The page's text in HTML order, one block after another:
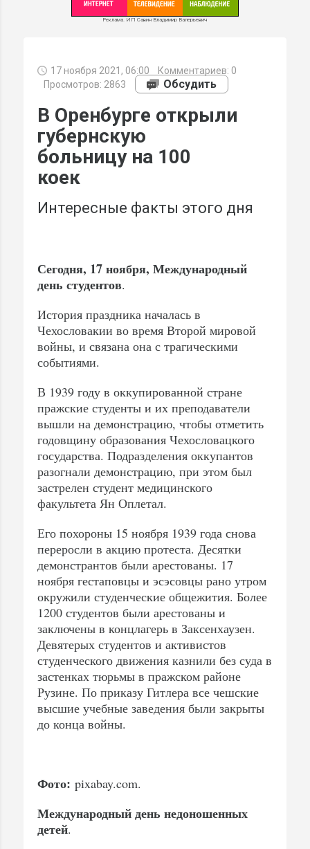
Реклама. ИП Савин Владимир Валерьевич
17 ноября 2021, 06:00 Комментариев: 0
Просмотров: 2863
Обсудить
В Оренбурге открыли
губернскую
больницу на 100
коек
Интересные факты этого дня
Сегодня, 17 ноября, Международный
день студентов.
История праздника началась в
Чехословакии во время Второй мировой
войны, и связана она с трагическими
событиями.
В 1939 году в оккупированной стране
пражские студенты и их преподаватели
вышли на демонстрацию, чтобы отметить
годовщину образования Чехословацкого
государства. Подразделения оккупантов
разогнали демонстрацию, при этом был
застрелен студент медицинского
факультета Ян Оплетал.
Его похороны 15 ноября 1939 года снова
переросли в акцию протеста. Десятки
демонстрантов были арестованы. 17
ноября гестаповцы и эсэсовцы рано утром
окружили студенческие общежития. Более
1200 студентов были арестованы и
заключены в концлагерь в Заксенхаузен.
Девятерых студентов и активистов
студенческого движения казнили без суда в
застенках тюрьмы в пражском районе
Рузине. По приказу Гитлера все чешские
высшие учебные заведения были закрыты
до конца войны.
Фото: pixabay.com.
Международный день недоношенных
детей.